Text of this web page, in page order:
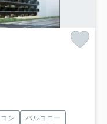
ン
バルコニー